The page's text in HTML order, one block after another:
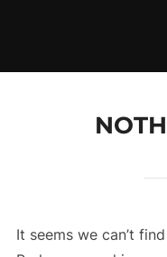
It seems we can’t